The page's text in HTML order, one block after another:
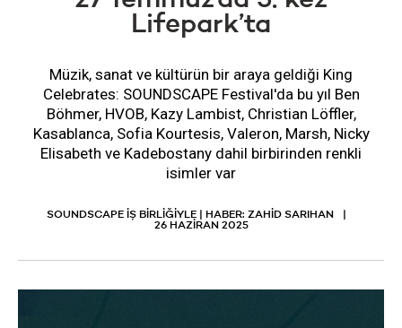
Lifepark’ta
Müzik, sanat ve kültürün bir araya geldiği King
Celebrates: SOUNDSCAPE Festival'da bu yıl Ben
Böhmer, HVOB, Kazy Lambist, Christian Löffler,
Kasablanca, Sofia Kourtesis, Valeron, Marsh, Nicky
Elisabeth ve Kadebostany dahil birbirinden renkli
isimler var
SOUNDSCAPE İŞ BİRLİĞİYLE | HABER: ZAHİD SARIHAN
26 HAZIRAN 2025